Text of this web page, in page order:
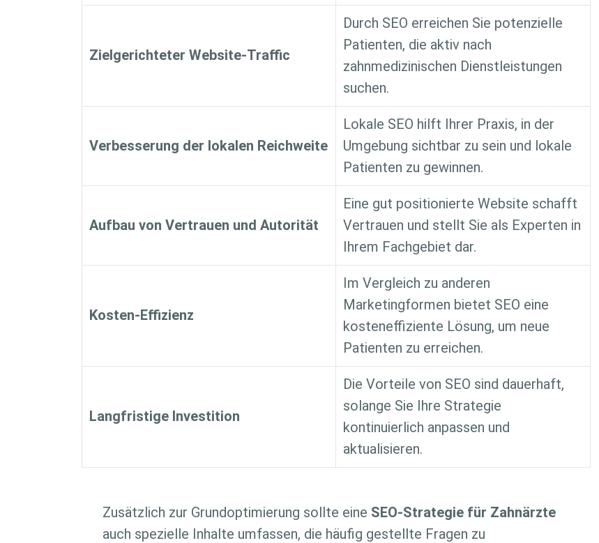
Zielgerichteter Website-Traffic
Durch SEO erreichen Sie potenzielle
Patienten, die aktiv nach
zahnmedizinischen Dienstleistungen
suchen.
Verbesserung der lokalen Reichweite
Lokale SEO hilft Ihrer Praxis, in der
Umgebung sichtbar zu sein und lokale
Patienten zu gewinnen.
Aufbau von Vertrauen und Autorität
Eine gut positionierte Website schafft
Vertrauen und stellt Sie als Experten in
Ihrem Fachgebiet dar.
Kosten-Effizienz
Im Vergleich zu anderen
Marketingformen bietet SEO eine
kosteneffiziente Lösung, um neue
Patienten zu erreichen.
Langfristige Investition
Die Vorteile von SEO sind dauerhaft,
solange Sie Ihre Strategie
kontinuierlich anpassen und
aktualisieren.
Zusätzlich zur Grundoptimierung sollte eine SEO-Strategie für Zahnärzte
auch spezielle Inhalte umfassen, die häufig gestellte Fragen zu